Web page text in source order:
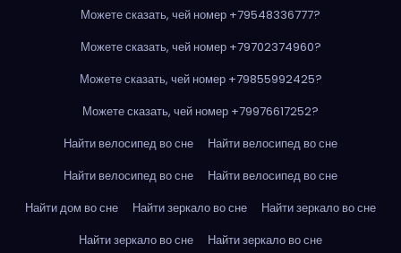
Можете сказать, чей номер +79548336777?
Можете сказать, чей номер +79702374960?
Можете сказать, чей номер +79855992425?
Можете сказать, чей номер +79976617252?
Найти велосипед во сне
Найти велосипед во сне
Найти велосипед во сне
Найти велосипед во сне
Найти дом во сне
Найти зеркало во сне
Найти зеркало во сне
Найти зеркало во сне
Найти зеркало во сне